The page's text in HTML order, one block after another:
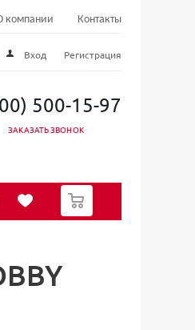
компании Контакты
Вход Регистрация
500-15-97
ЗАКАЗАТЬ ЗВОНОК
0